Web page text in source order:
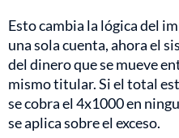
Esto cambia la lógica del
una sola cuenta, ahora el
del dinero que se mueve
mismo titular. Si el total
se cobra el 4x1000 en
se aplica sobre el exceso.